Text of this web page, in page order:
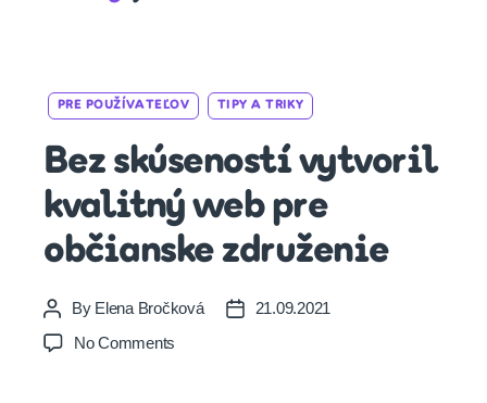
Categories
PRE POUŽÍVATEĽOV TIPY A TRIKY
Bez skúseností vytvoril
kvalitný web pre
občianske združenie
Post
author
By Elena Bročková
Post21.09.2021
No Comments